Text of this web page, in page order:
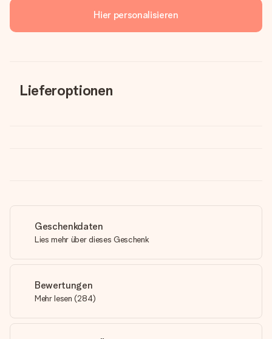
Hier personalisieren
Lieferoptionen
Geschenkdaten
Lies mehr über dieses Geschenk
Bewertungen
Mehr lesen (284)